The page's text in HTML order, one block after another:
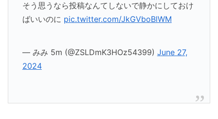
そう思うなら投稿なんてしないで静かにしておけ
ばいいのに pic.twitter.com/JkGVboBlWM
— みみ 5m (@ZSLDmK3HOz54399) June 27,
2024